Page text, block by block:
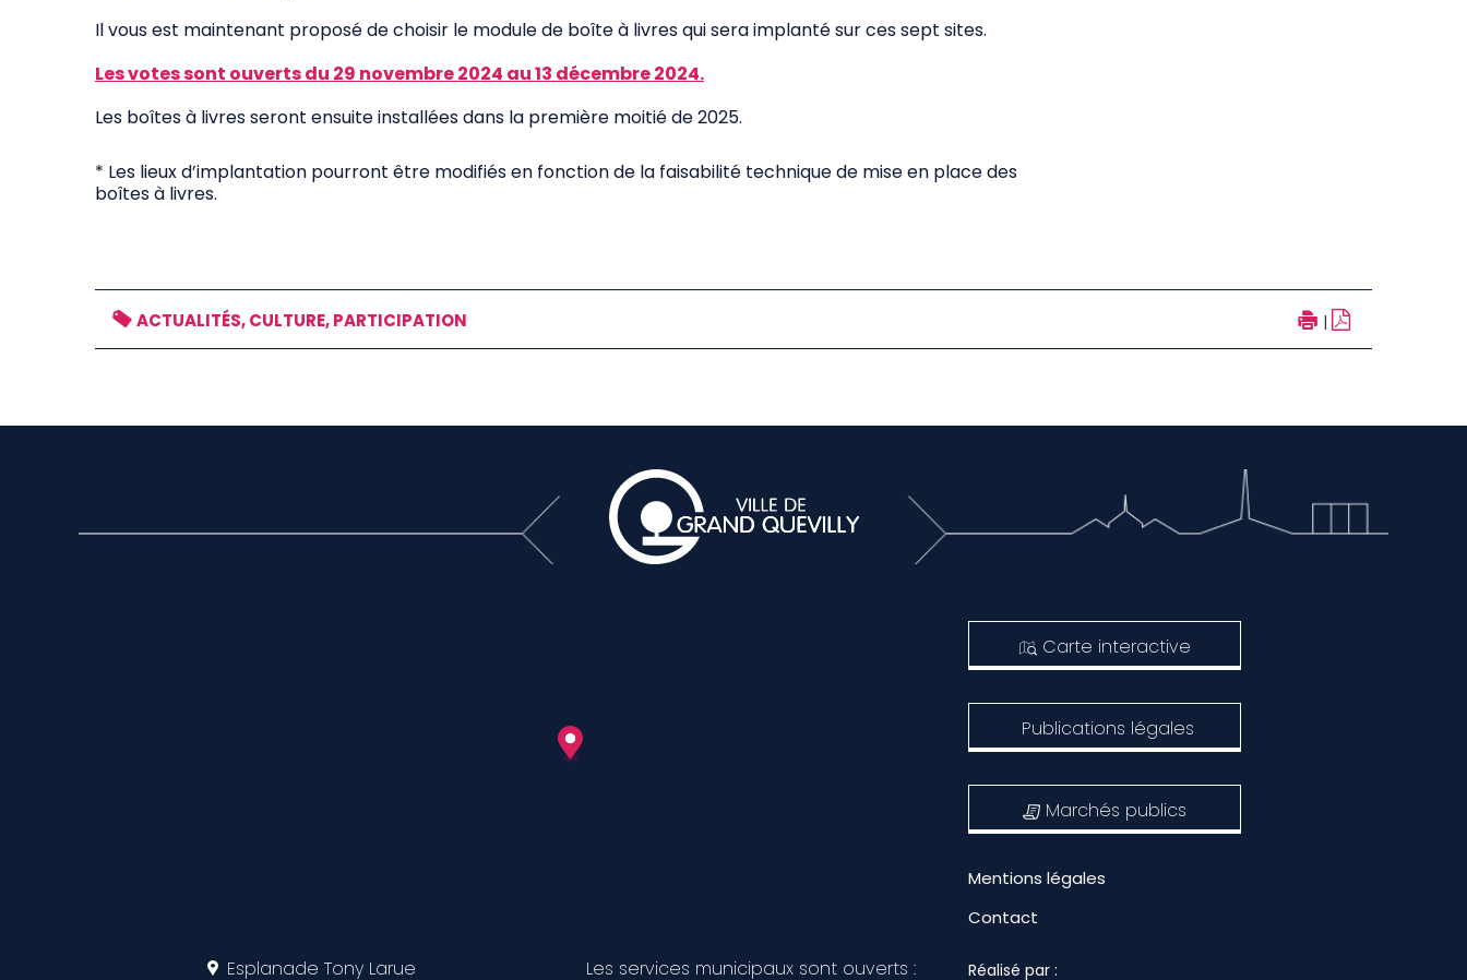
Il vous est maintenant proposé de choisir le module de boîte à livres qui sera implanté sur ces sept sites.
Les votes sont ouverts du 29 novembre 2024 au 13 décembre 2024.
Les boîtes à livres seront ensuite installées dans la première moitié de 2025.
* Les lieux d’implantation pourront être modifiés en fonction de la faisabilité technique de mise en place des
boîtes à livres.
ACTUALITÉS, CULTURE, PARTICIPATION |
Esplanade Tony Larue
Les services municipaux sont ouverts :
Carte interactive
Publications légales
Marchés publics
Mentions légales
Contact
Réalisé par :